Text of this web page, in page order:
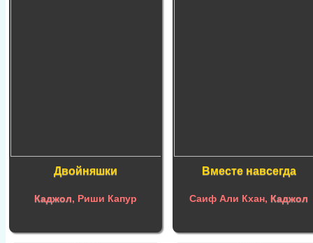
Двойняшки
Каджол, Риши Капур
Вместе навсегда
Саиф Али Кхан,Каджол